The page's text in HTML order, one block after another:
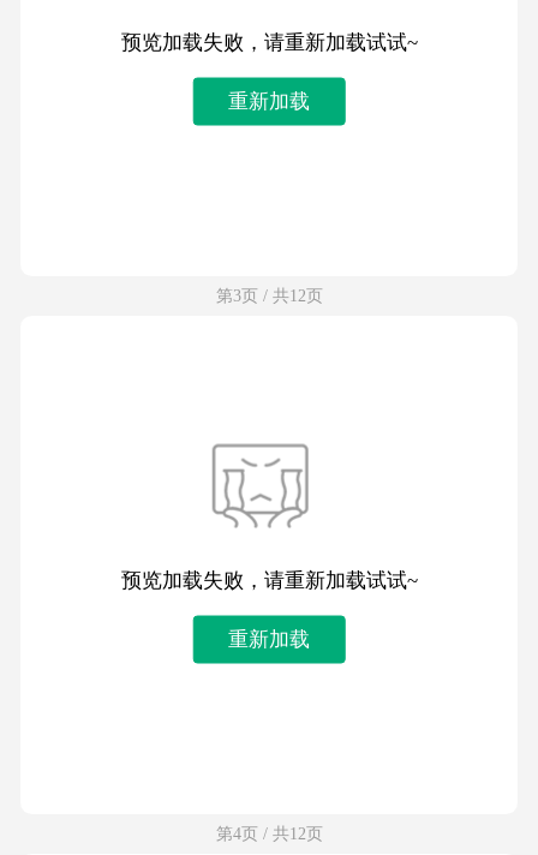
预览加载失败，请重新加载试试~
重新加载
第3页 / 共12页
预览加载失败，请重新加载试试~
重新加载
第4页 / 共12页